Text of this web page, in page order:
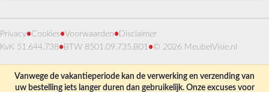
Privacy•Cookies•Voorwaarden• Disclaimer
KvK 51.644.738• BTW 8501.09.735.B01•© 2026 MeubelVisie.nl
Vanwege de vakantieperiode kan de verwerking en verzending van
uw bestelling iets langer duren dan gebruikelijk. Onze excuses voor